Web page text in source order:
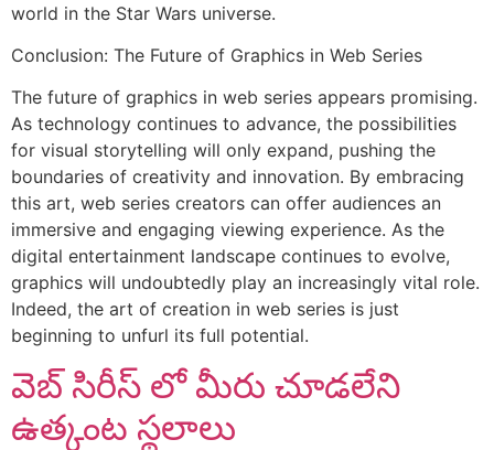
world in the Star Wars universe.
Conclusion: The Future of Graphics in Web Series
The future of graphics in web series appears promising.
As technology continues to advance, the possibilities
for visual storytelling will only expand, pushing the
boundaries of creativity and innovation. By embracing
this art, web series creators can offer audiences an
immersive and engaging viewing experience. As the
digital entertainment landscape continues to evolve,
graphics will undoubtedly play an increasingly vital role.
Indeed, the art of creation in web series is just
beginning to unfurl its full potential.
వెబ్ సిరీస్ లో మీరు చూడలేని
ఉత్కంట స్థలాలు